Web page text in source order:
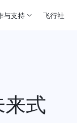
与支持 飞行社
式